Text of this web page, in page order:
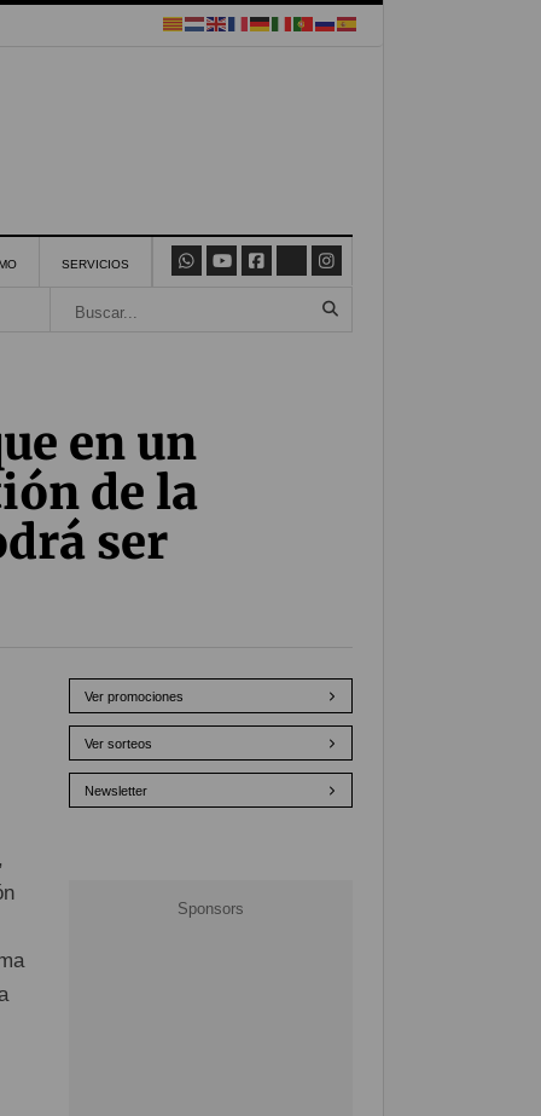
SERVICIOS
en un
de la
ser
Ver promociones
Ver sorteos
Newsletter